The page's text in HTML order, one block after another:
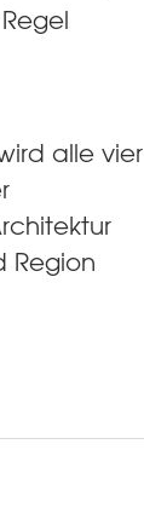
alle vier
Region